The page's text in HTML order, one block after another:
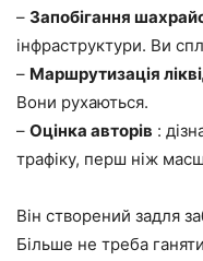
– Запобігання
інфраструктури. Ви
– Маршрутизація
Вони рухаються.
– Оцінка авторів :
трафіку, перш ніж
Він створений задля
Більше не треба